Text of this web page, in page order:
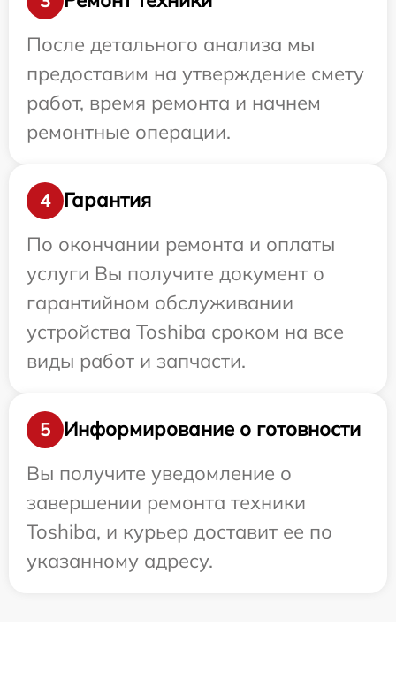
После детального анализа мы
предоставим на утверждение смету
работ, время ремонта и начнем
ремонтные операции.
4
Гарантия
По окончании ремонта и оплаты
услуги Вы получите документ о
гарантийном обслуживании
устройства Toshiba сроком на все
виды работ и запчасти.
5
Информирование о готовности
Вы получите уведомление о
завершении ремонта техники
Toshiba, и курьер доставит ее по
указанному адресу.